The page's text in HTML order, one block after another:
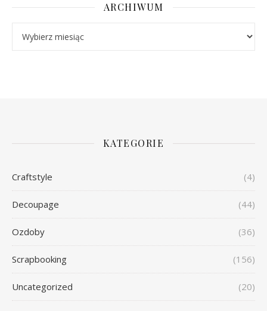
ARCHIWUM
KATEGORIE
Craftstyle (4)
Decoupage (44)
Ozdoby (36)
Scrapbooking (156)
Uncategorized (20)